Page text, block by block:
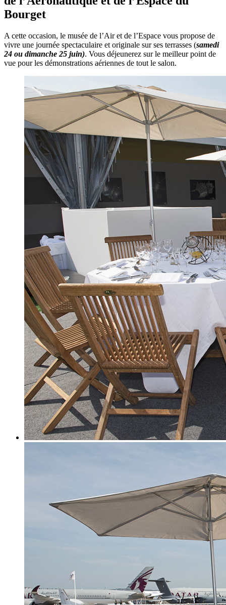
Bourget
A cette occasion, le musée de l’Air et de l’Espace vous propose de
vivre une journée spectaculaire et originale sur ses terrasses (samedi
24 ou dimanche 25 juin). Vous déjeunerez sur le meilleur point de
vue pour les démonstrations aériennes de tout le salon.